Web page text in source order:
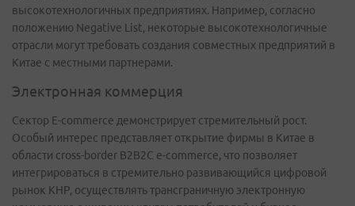
высокотехнологичных предприятиях. Например, согласно
положению Negative List, некоторые высокотехнологичные
отрасли могут требовать создания совместных предприятий в
Китае с местными партнерами.
Электронная коммерция
Сектор E-commerce демонстрирует стремительный рост.
Особый интерес представляет открытие фирмы в Китае в
области cross-border В2В2С e-commerce, что позволяет
интегрироваться в стремительно развивающийся цифровой
рынок КНР, осуществлять трансграничную электронную